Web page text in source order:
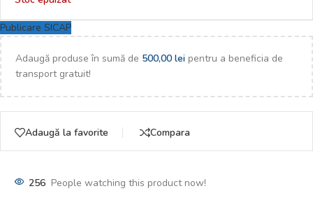
Publicare SICAP
Adaugă produse în sumă de 500,00 lei pentru a beneficia de
transport gratuit!
Adaugă la favorite Compara
256 People watching this product now!